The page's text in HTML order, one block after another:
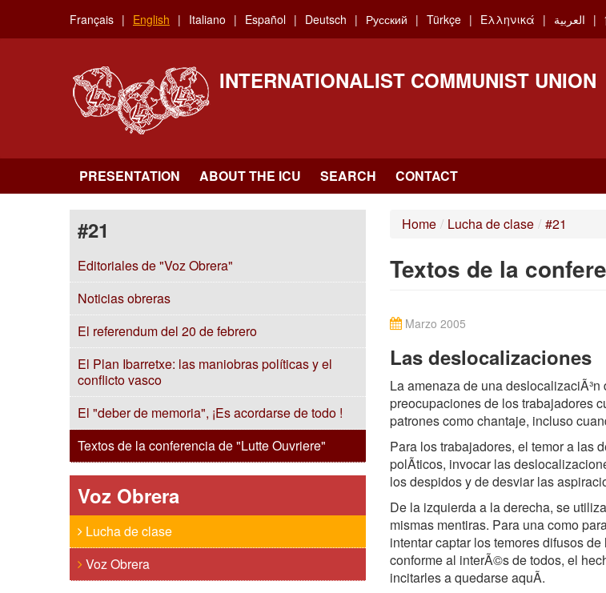
main
Français English Italiano Español Deutsch Русский Türkçe Ελληνικά العربية
INTERNATIONALIST COMMUNIST UNION
PRESENTATION ABOUT THE ICU SEARCH CONTACT
#21
Editoriales de "Voz Obrera"
Noticias obreras
El referendum del 20 de febrero
El Plan Ibarretxe: las maniobras políticas y el
conflicto vasco
El "deber de memoria", ¡Es acordarse de todo !
Textos de la conferencia de "Lutte Ouvriere"
Voz Obrera
Lucha de clase
Voz Obrera
Home / Lucha de clase / #21
Textos de la
Marzo 2005
Las deslocalizaciones
La amenaza de una deslocalizaciÃ³n
preocupaciones de los trabajadores
patrones como chantaje, incluso
Para los trabajadores, el temor a las
polÃticos, invocar las
los despidos y de desviar las
De la izquierda a la derecha, se
mismas mentiras. Para una como
intentar captar los temores difusos
conforme al interÃ©s de todos, el
incitarles a quedarse aquÃ.